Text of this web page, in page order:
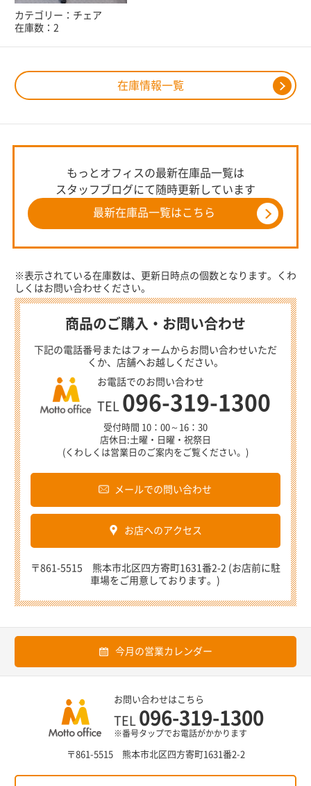
在庫情報一覧
カテゴリー：チェア
在庫数：2
もっとオフィスの最新在庫品一覧は
スタッフブログにて随時更新しています
最新在庫品一覧はこちら
※表示されている在庫数は、更新日時点の個数となります。くわ
しくはお問い合わせください。
商品のご購入・お問い合わせ
下記の電話番号またはフォームからお問い合わせいただ
くか、店舗へお越しください。
お電話でのお問い合わせ
TEL 096-319-1300
受付時間 10：00～16：30
店休日:土曜・日曜・祝祭日
(くわしくは営業日のご案内をご覧ください。)
メールでの問い合わせ
お店へのアクセス
〒861-5515 熊本市北区四方寄町1631番2-2 (お店前に駐
車場をご用意しております。)
今月の営業カレンダー
お問い合わせはこちら
TEL 096-319-1300
※番号タップでお電話がかかります
〒861-5515 熊本市北区四方寄町1631番2-2